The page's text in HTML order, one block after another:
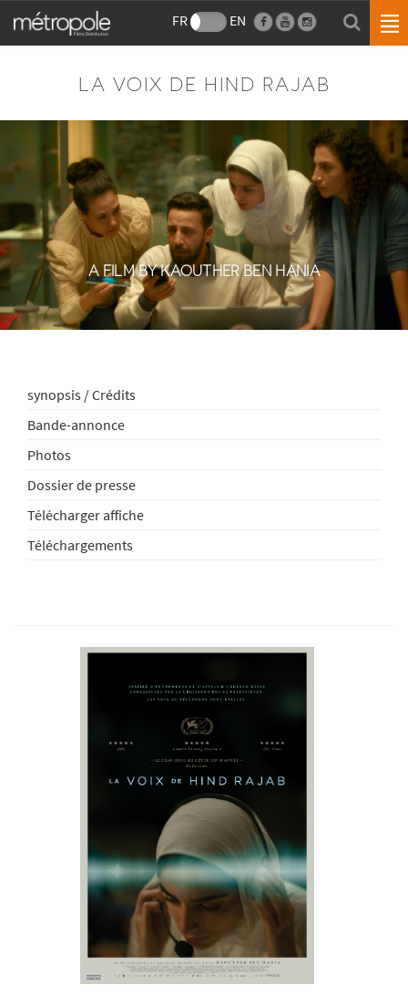
FR EN
LA VOIX DE HIND RAJAB
A FILM BY KAOUTHER BEN HANIA
synopsis / Crédits
Bande-annonce
Photos
Dossier de presse
Télécharger affiche
Téléchargements